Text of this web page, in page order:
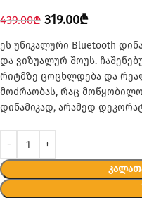
439.00₾ 319.00₾
ეს უნიკალური Bluetooth
და ვიზუალურ შოუს.
რიტმზე ცოცხლდება და
მოძრაობას, რაც
დინამიკად, არამედ